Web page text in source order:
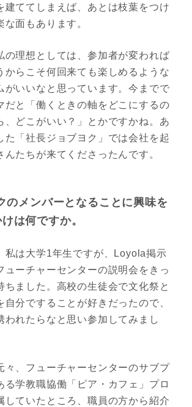
建ててしまえば、あとは枝葉をつけ
面もあります。
の理想としては、参加者が変われば
からこそ何回来ても楽しめるような
がいいなと思っています。今までで
だと「働くときの軸をどこにするの
、どこがいい？」とかですかね。あ
た「社長ジョブヨク」では会社を起
んたちが来てくださったんです。
のメンバーとなることに興味を
は何ですか。
私は大学1年生ですが、Loyola掲示
ューチャーセンターの説明会をきっ
ちました。高校の生徒会で文化祭と
自分ですることが好きだったので、
われたらなと思い参加してみまし
々、フューチャーセンターのサブプ
る学教職協働「ピア・カフェ」プロ
していたところ、職員の方から紹介